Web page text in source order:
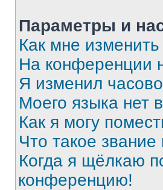
Параметры и
Как мне
На конференции
Я изменил
Моего языка нет
Как я могу
Что такое звание
Когда я щёлкаю
конференцию!